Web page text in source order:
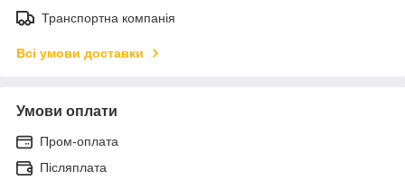
Транспортна компанія
Всі умови доставки
Умови оплати
Пром-оплата
Післяплата